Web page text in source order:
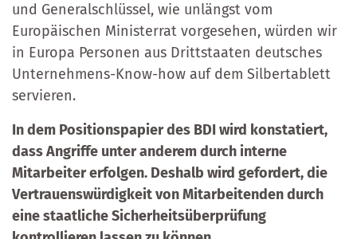
und Generalschlüssel, wie unlängst vom
Europäischen Ministerrat vorgesehen, würden wir
in Europa Personen aus Drittstaaten deutsches
Unternehmens-Know-how auf dem Silbertablett
servieren.
In dem Positionspapier des BDI wird konstatiert,
dass Angriffe unter anderem durch interne
Mitarbeiter erfolgen. Deshalb wird gefordert, die
Vertrauenswürdigkeit von Mitarbeitenden durch
eine staatliche Sicherheitsüberprüfung